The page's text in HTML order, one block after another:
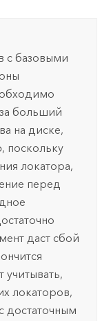
с базовыми
больший
на диске,
поскольку
локатора,
перед
даст сбой
учитывать,
локаторов,
достаточным